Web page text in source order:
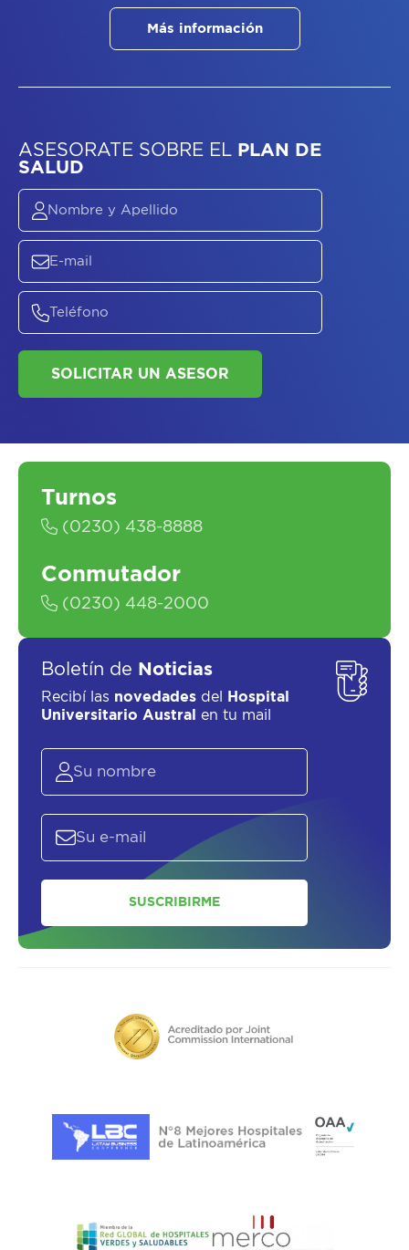
Más información
ASESORATE SOBRE
PLAN DE
SALUD
Turnos
(0230) 438-8888
Conmutador
(0230) 448-2000
Boletín de Noticias
Recibí las novedades del
Hospital
Universitario Austral
en tu mail
SUSCRIBIRME